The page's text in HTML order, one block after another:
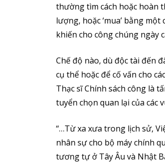
thường tìm cách hoặc hoàn
lượng, hoặc ‘mua’ bằng
khiến cho công chúng ngày
Chế độ nào, dù độc tài đến
cụ thể hoặc để cố vấn cho
Thạc sĩ Chính sách công là
tuyển chọn quan lại của các
“…Từ xa xưa trong lịch sử,
nhân sự cho bộ máy chính
tương tự ở Tây Âu và Nhật